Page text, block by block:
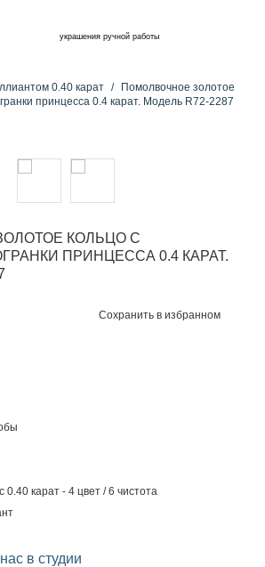
украшения ручной работы
0.40 карат
Помолвочное золотое
принцесса 0.4 карат. Модель R72-2287
КОЛЬЦО С
ПРИНЦЕССА 0.4 КАРАТ.
Сохранить в избранном
карат - 4 цвет / 6 чистота
в студии